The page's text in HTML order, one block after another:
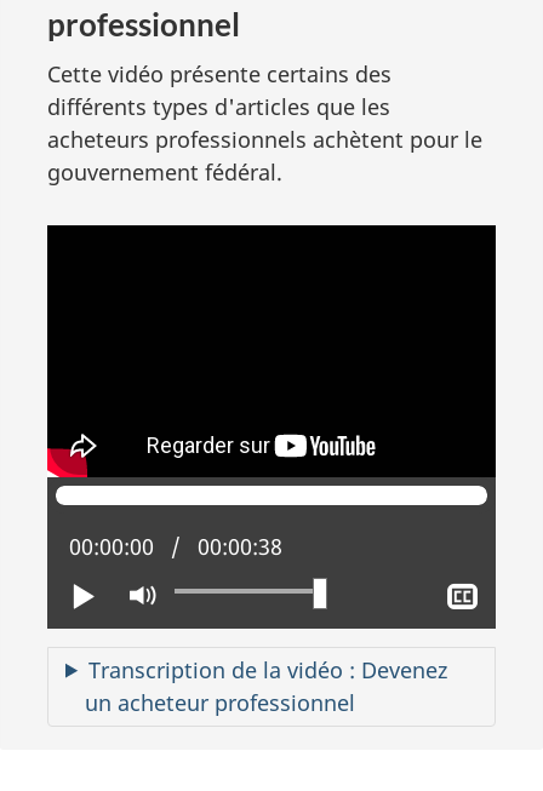
professionnel
Cette vidéo présente certains des
différents types d'articles que les
acheteurs professionnels achètent pour le
gouvernement fédéral.
Lire
Activer
le
mode
muet
Position actuelle :
00:00:00 Temps total :
00:00:38
le
sous-
Transcription de la vidéo : Devenez
un acheteur professionnel